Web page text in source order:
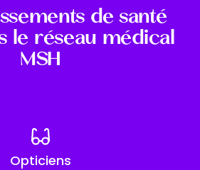
de santé
le réseau médical
MSH
Opticiens